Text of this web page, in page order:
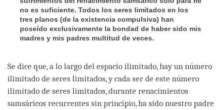
no es suficiente. Todos los seres limitados en los
tres planos (de la existencia compulsiva) han
poseído exclusivamente la bondad de haber sido mis
madres y mis padres multitud de veces.
Se dice que, a lo largo del espacio ilimitado, hay un número
ilimitado de seres limitados, y cada ser de este número
ilimitado de seres limitados, durante renacimientos
samsáricos recurrentes sin principio, ha sido nuestro padre